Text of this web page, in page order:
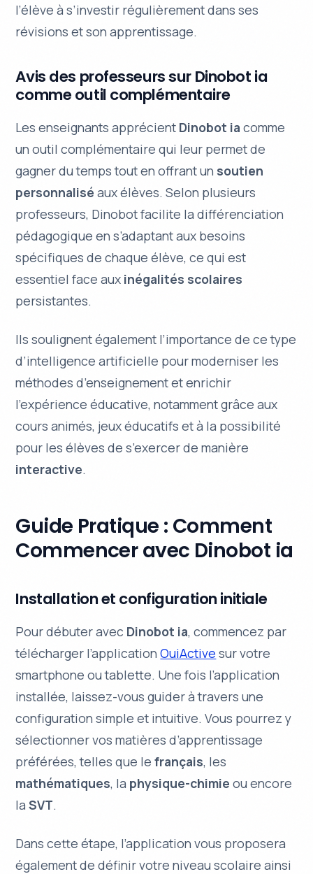
l’élève à s’investir régulièrement dans ses
révisions et son apprentissage.
Avis des professeurs sur Dinobot ia
comme outil complémentaire
Les enseignants apprécient Dinobot ia comme
un outil complémentaire qui leur permet de
gagner du tempstout en offrant un soutien
personnalisé aux élèves. Selon plusieurs
professeurs, Dinobot facilite ladifférenciation
pédagogique en s’adaptant aux besoins
spécifiques de chaque élève, ce qui est
essentiel face aux inégalités scolaires
persistantes.
Ils soulignent également l’importance de ce type
d’intelligence artificielle pourmoderniser les
méthodes d’enseignementet enrichir
l’expérience éducative, notamment grâce aux
cours animés, jeux éducatifs et à la possibilité
pour les élèves de s’exercer de manière
interactive.
Guide Pratique : Comment
Commencer avec Dinobot ia
Installation et configuration initiale
Pour débuter avec Dinobot ia, commencez par
télécharger l’applicationOuiActive sur votre
smartphone ou tablette. Une fois l’application
installée, laissez-vous guider à travers une
configuration simple et intuitive. Vous pourrez y
sélectionner vos matières d’apprentissage
préférées, telles que lefrançais, les
mathématiques, la physique-chimie ou encore
laSVT.
Dans cette étape, l’application vous proposera
également de définir votreniveau scolaire ainsi